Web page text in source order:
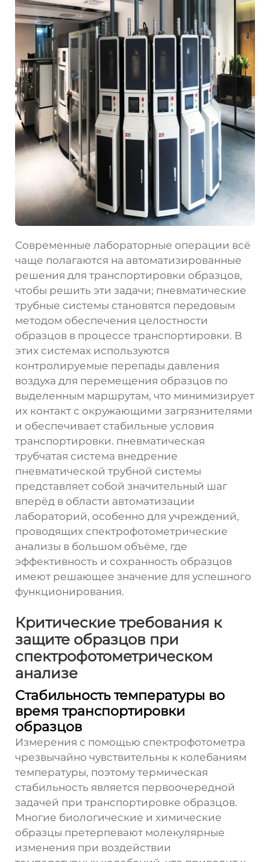
Современные лабораторные операции всё
чаще полагаются на автоматизированные
решения для транспортировки образцов,
чтобы решить эти задачи; пневматические
трубные системы становятся передовым
методом обеспечения целостности
образцов в процессе транспортировки. В
этих системах используются
контролируемые перепады давления
воздуха для перемещения образцов по
выделенным маршрутам, что минимизирует
их контакт с окружающими загрязнителями
и обеспечивает стабильные условия
транспортировки. пневматическая
трубчатая система внедрение
пневматической трубной системы
представляет собой значительный шаг
вперёд в области автоматизации
лабораторий, особенно для учреждений,
проводящих спектрофотометрические
анализы в большом объёме, где
эффективность и сохранность образцов
имеют решающее значение для успешного
функционирования.
Критические требования к
защите образцов при
спектрофотометрическом
анализе
Стабильность температуры во
время транспортировки
образцов
Измерения с помощью спектрофотометра
чрезвычайно чувствительны к колебаниям
температуры, поэтому термическая
стабильность является первоочередной
задачей при транспортировке образцов.
Многие биологические и химические
образцы претерпевают молекулярные
изменения при воздействии